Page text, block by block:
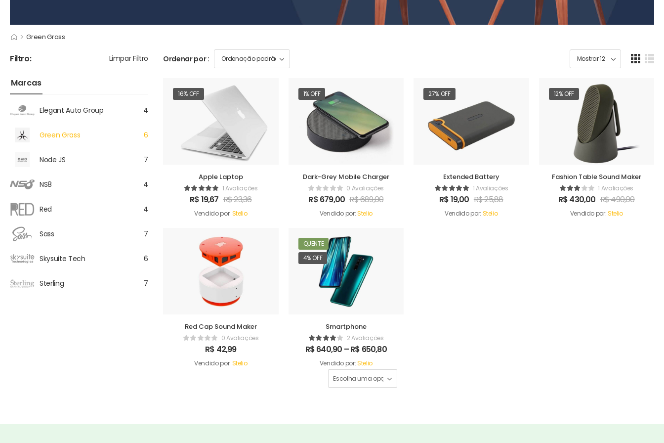
> Green Grass
Filtro: Limpar Filtro
Marcas
Elegant Auto Group 4
Green Grass 6
Node JS 7
NS8 4
Red 4
Sass 7
Skysuite Tech 6
Sterling 7
Ordenar por :
16% OFF
Apple Laptop
1 Avaliações
R$19,67 R$23,36
Vendido por: Stelio
1% OFF
Dark-Grey Mobile Charger
0 Avaliações
R$679,00 R$689,00
Vendido por:Stelio
27% OFF
Extended Battery
1 Avaliações
R$19,00 R$25,88
Vendido por: Stelio
12% OFF
Fashion Table Sound Maker
1 Avaliações
R$430,00 R$490,00
Vendido por:Stelio
Red Cap Sound Maker
0 Avaliações
R$ 42,99
Vendido por: Stelio
QUENTE
4% OFF
Smartphone
2 Avaliações
R$640,90 –R$ 650,80
Vendido por:Stelio